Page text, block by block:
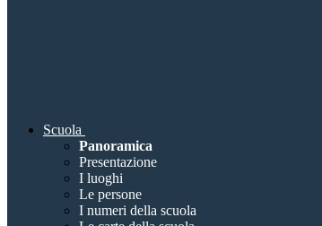
Scuola
Panoramica
Presentazione
I luoghi
Le persone
I numeri della scuola